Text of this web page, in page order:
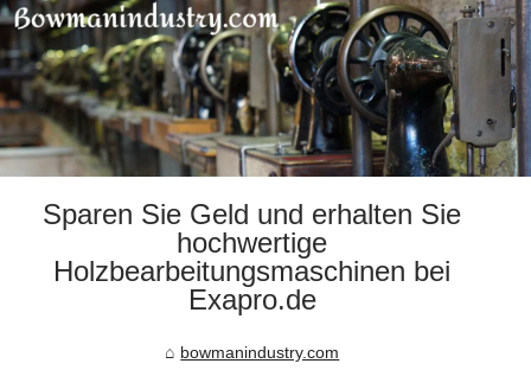
Sparen Sie Geld und erhalten Sie
hochwertige
Holzbearbeitungsmaschinen bei
Exapro.de
bowmanindustry.com